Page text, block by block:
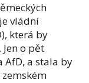
vládní
která by
o pět
AfD, a stala by